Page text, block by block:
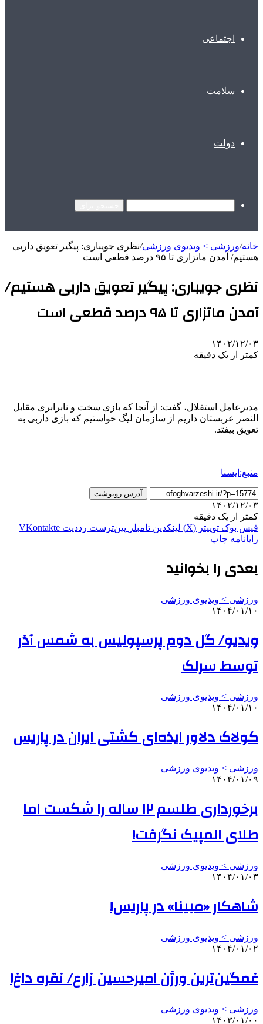
اجتماعی
سلامت
دولت
خانه/ورزشی > ویدیوی ورزشی/نظری جویباری: پیگیر تعویق داربی
هستیم/ آمدن ماتزاری تا ۹۵ درصد قطعی است
نظری جویباری: پیگیر تعویق داربی هستیم/
آمدن ماتزاری تا ۹۵ درصد قطعی است
۱۴۰۲/۱۲/۰۳
کمتر از یک دقیقه
مدیرعامل استقلال، گفت: از آنجا که بازی سخت و نابرابری مقابل
النصر عربستان داریم از سازمان لیگ خواستیم که بازی داربی به
تعویق بیفتد.
منبع:ایسنا
آدرس رونوشت
۱۴۰۲/۱۲/۰۳
کمتر از یک دقیقه
فیس بوک توییتر (X) لینکدین ‫تامبلر ‫پین‌ترست ‫رددیت ‫VKontakte
رایانامه چاپ
بعدی را بخوانید
ورزشی > ویدیوی ورزشی
۱۴۰۴/۰۱/۱۰
ویدیو/ گل دوم پرسپولیس به شمس آذر
توسط سرلک
ورزشی > ویدیوی ورزشی
۱۴۰۴/۰۱/۱۰
کولاک دلاور ایذه‌ای کشتی ایران در پاریس
ورزشی > ویدیوی ورزشی
۱۴۰۴/۰۱/۰۹
برخورداری طلسم ۱۲ ساله را شکست اما
طلای المپیک نگرفت!
ورزشی > ویدیوی ورزشی
۱۴۰۴/۰۱/۰۳
شاهکار «مبینا» در پاریس!
ورزشی > ویدیوی ورزشی
۱۴۰۴/۰۱/۰۲
غمگین‌ترین ورژن امیرحسین زارع/ نقره داغ!
ورزشی > ویدیوی ورزشی
۱۴۰۳/۰۱/۰۰